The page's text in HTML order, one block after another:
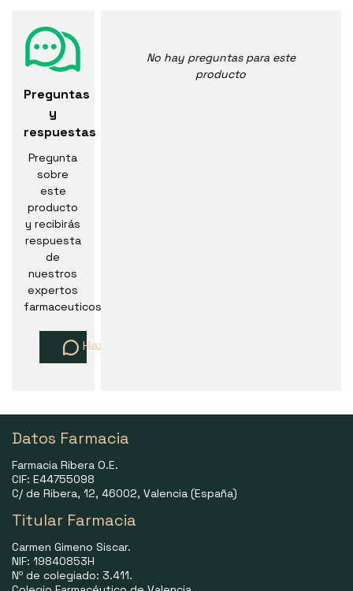
Preguntas
y
respuestas
Pregunta
sobre
este
producto
y recibirás
respuesta
de
nuestros
expertos
farmaceuticos
Haz una pregunta
No hay preguntas para este
producto
Datos Farmacia
Farmacia Ribera O.E.
CIF: E44755098
C/ de Ribera, 12, 46002, Valencia (España)
Titular Farmacia
Carmen Gimeno Siscar.
NIF: 19840853H
Nº de colegiado: 3.411.